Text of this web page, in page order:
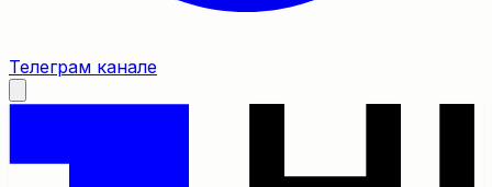
Телеграм канале